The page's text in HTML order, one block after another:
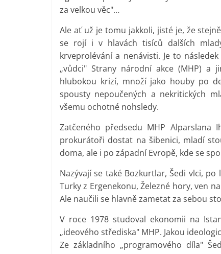
za velkou věc"…
Ale ať už je tomu jakkoli, jisté je, že
se rojí i v hlavách tisíců dalších
krveprolévání a nenávisti. Je to
„vůdci" Strany národní akce (MHP) a
hlubokou krizí, množí jako houby po
spousty nepoučených a nekritických
všemu ochotné nohsledy.
Zatčeného předsedu MHP
prokurátoři dostat na šibenici, mladí
doma, ale i po západní Evropě, kde se
Nazývají se také Bozkurtlar, Šedi vlci,
Turky z Ergenekonu, Železné hory, ven
Ale naučili se hlavně zametat za sebou
V roce 1978 studoval ekonomii na
„ideového střediska" MHP. Jakou
Ze základního „programového díla"